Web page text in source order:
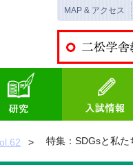
MAP & アクセス
特集：SDGsと私